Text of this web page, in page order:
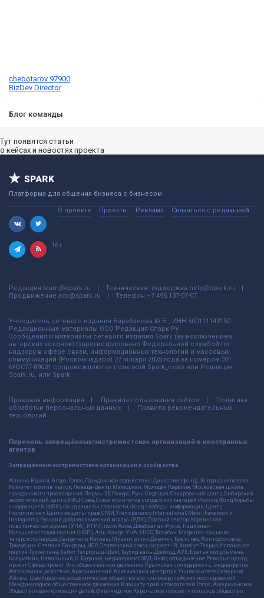
chebotarov 97900
BizDev Director
Блог команды
Тут появятся статьи
о кейсах и новостях проекта
Платформа для общения бизнеса с бизнесом
О проекте Проекты Реклама Связаться с редакцией
16+
Редакция team@spark.ru Техническая поддержка help@spark.ru
Продвижение adv@spark.ru Телефон +7 495 137-07-07
Учредитель сетевого издания Барабанова.Ю.Б., ИНН 500111143150
Редакционные материалы ООО Редакция Спарк Ру
Сообщения и материалы сетевого издания Spark (за исключением
авторских колонок) (зарегистрировано Федеральной службой по
надзору в сфере связи, информационных технологий и массовых
коммуникаций (Роскомнадзор) 27 января 2025 года за номером ЭЛ
№ФС77-89031 сопровождаются пометкой Spark_news или Редакция
Spark.ru, или Spark.
Правовая информация Правила пользования сайтом
Политика
обработки персональных данных
Правила рекомендательных
технологий
Перечень запрещённых/экстремистских организаций и иностранных
агентов
Запрещённые/экстремистские организации и сообщества
Альянс Врачей, Агора, Голос, Гражданское содействие, Династия (фонд), За права человека,
Комитет против пыток, Левада-Центр, Мемориал, Молодая Карелия, Московская школа
гражданского просвещения, Пермь-36, Ракурс, Русь Сидящая, Сахаровский центр, Сибирский
экологический центр, ИАЦ Сова, Союз комитетов солдатских матерей России, Фонд борьбы
с коррупцией (ФБК), Фонд защиты гласности, Фонд свободы информации, Центр
Насилию.нет, Центр защиты прав СМИ, Transparency International, Meta (Facebook и
Instagram), Русский добровольческий корпус (РДК), Правый сектор, Украинская
повстанческая армия (УПА), ИГИЛ, полк Азов, Джебхат ан-Нусра, Национал-
Большевистская партия (НБП), Аль-Каида, УНА-УНСО, Талибан, Меджлис крымско-
татарского народа, Свидетели Иеговы, Мизантропик Дивижн, Братство, Артподготовка,
Тризуб им. Степана Бандеры, НСО, Славянский союз, Формат-18, Хизб ут-Тахрир, Исламская
партия Туркестана, Хайят Тахрир аш-Шам, Таухид валь-Джихад, АУЕ, Братья мусульмане,
Колумбайн, Навальный, К. Буданов, медиапроект ОВД-Инфо, объединение Револьт-центр,
проект Сфера, проект Эхо, общественное движение Крымская солидарность, медиагруппа
Автономное действие, Американский Арктический центр при Университете Северной
Айовы, Швейцарское академическое общество восточноевропейских исследований,
Международное общественное движение В защиту прав избирателей Голос, Американское
Общество евангелизации детей, Финляндское Карельское просветительское общество.